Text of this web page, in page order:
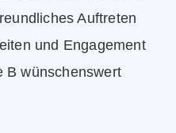
Auftreten
und Engagement
B wünschenswert